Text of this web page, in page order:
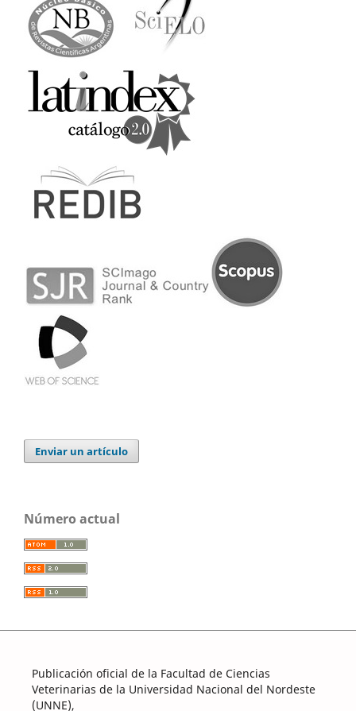
Enviar un artículo
Número actual
Publicación oficial de la Facultad de Ciencias
Veterinarias de la Universidad Nacional del Nordeste
(UNNE),